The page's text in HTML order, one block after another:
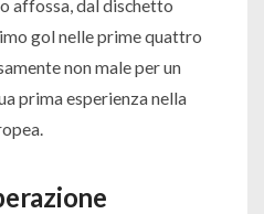
affossa, dal dischetto
gol nelle prime quattro
non male per un
prima esperienza nella